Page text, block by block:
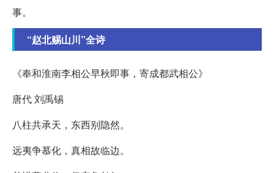
事。
“赵北赐山川”全诗
《奉和淮南李相公早秋即事，寄成都武相公》
唐代 刘禹锡
八柱共承天，东西别隐然。
远夷争慕化，真相故临边。